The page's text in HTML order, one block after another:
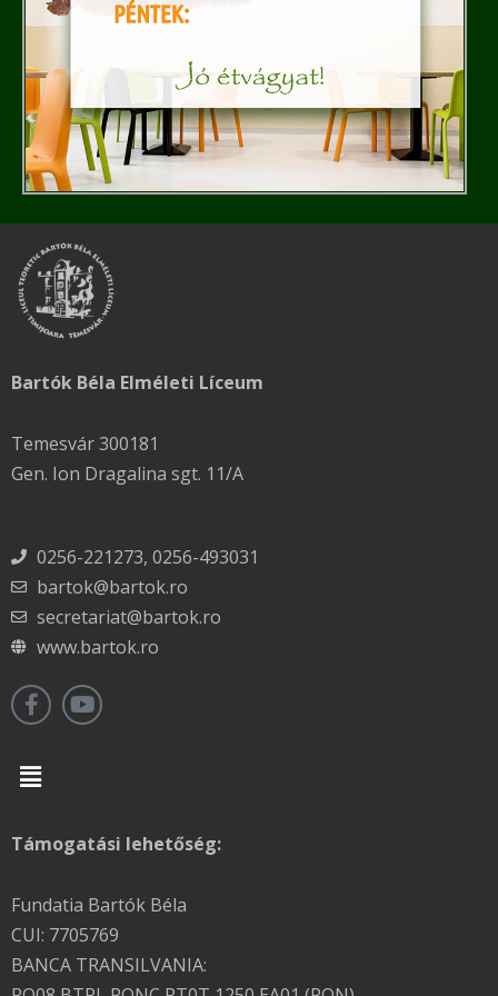
Bartók Béla Elméleti Líceum
Temesvár 300181
Gen. Ion Dragalina sgt. 11/A
0256-221273, 0256-493031
bartok@bartok.ro
secretariat@bartok.ro
www.bartok.ro
Menu
Támogatási lehetőség:
Fundatia Bartók Béla
CUI: 7705769
BANCA TRANSILVANIA: